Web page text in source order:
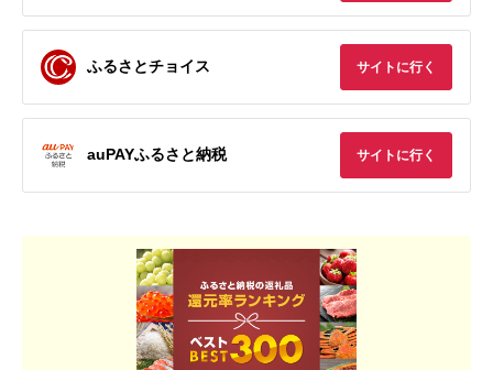
ふるさとチョイス サイトに行く
auPAYふるさと納税 サイトに行く